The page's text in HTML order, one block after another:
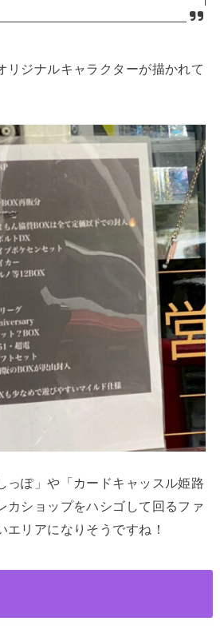
リジナルキャラクターが描かれて
っぽ」や「カードキャッスル姫路
カショップをハシゴして回るファ
エリアになりそうですね！